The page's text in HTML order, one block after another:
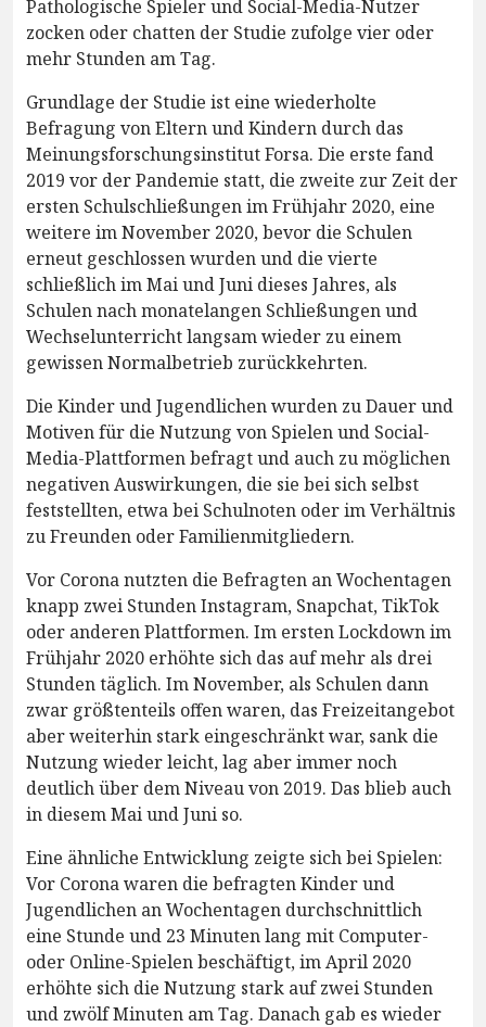
Pathologische Spieler und Social-Media-Nutzer
zocken oder chatten der Studie zufolge vier oder
mehr Stunden am Tag.
Grundlage der Studie ist eine wiederholte
Befragung von Eltern und Kindern durch das
Meinungsforschungsinstitut Forsa. Die erste fand
2019 vor der Pandemie statt, die zweite zur Zeit der
ersten Schulschließungen im Frühjahr 2020, eine
weitere im November 2020, bevor die Schulen
erneut geschlossen wurden und die vierte
schließlich im Mai und Juni dieses Jahres, als
Schulen nach monatelangen Schließungen und
Wechselunterricht langsam wieder zu einem
gewissen Normalbetrieb zurückkehrten.
Die Kinder und Jugendlichen wurden zu Dauer und
Motiven für die Nutzung von Spielen und Social-
Media-Plattformen befragt und auch zu möglichen
negativen Auswirkungen, die sie bei sich selbst
feststellten, etwa bei Schulnoten oder im Verhältnis
zu Freunden oder Familienmitgliedern.
Vor Corona nutzten die Befragten an Wochentagen
knapp zwei Stunden Instagram, Snapchat, TikTok
oder anderen Plattformen. Im ersten Lockdown im
Frühjahr 2020 erhöhte sich das auf mehr als drei
Stunden täglich. Im November, als Schulen dann
zwar größtenteils offen waren, das Freizeitangebot
aber weiterhin stark eingeschränkt war, sank die
Nutzung wieder leicht, lag aber immer noch
deutlich über dem Niveau von 2019. Das blieb auch
in diesem Mai und Juni so.
Eine ähnliche Entwicklung zeigte sich bei Spielen:
Vor Corona waren die befragten Kinder und
Jugendlichen an Wochentagen durchschnittlich
eine Stunde und 23 Minuten lang mit Computer-
oder Online-Spielen beschäftigt, im April 2020
erhöhte sich die Nutzung stark auf zwei Stunden
und zwölf Minuten am Tag. Danach gab es wieder